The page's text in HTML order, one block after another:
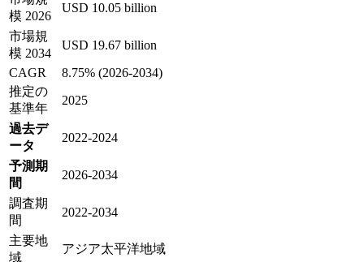
模 2026
USD 10.05 billion
市場規
模 2034
USD 19.67 billion
CAGR
8.75% (2026-2034)
推定の
基準年
2025
過去デ
ータ
2022-2024
予測期
間
2026-2034
調査期
間
2022-2034
主要地
域
アジア太平洋地域